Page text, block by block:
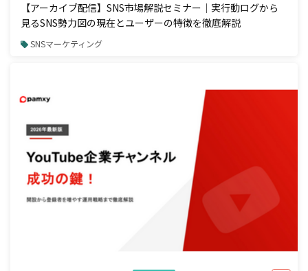
【アーカイブ配信】SNS市場解説セミナー｜実行動ログから
見るSNS勢力図の現在とユーザーの特徴を徹底解説
SNSマーケティング